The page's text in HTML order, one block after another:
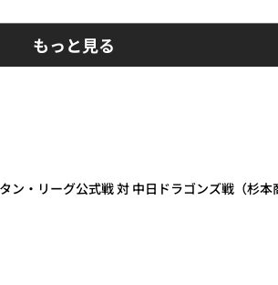
もっと見る
ン・リーグ公式戦 対 中日ドラゴンズ戦（杉